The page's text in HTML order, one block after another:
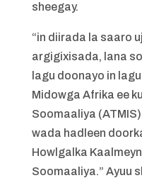
sheegay.
“in diirada la saaro
argigixisada, lana
lagu doonayo in
Midowga Afrika ee
Soomaaliya
wada hadleen
Howlgalka
Soomaaliya.” Ayuu